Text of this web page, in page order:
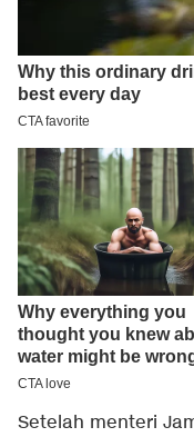
Setelah menteri